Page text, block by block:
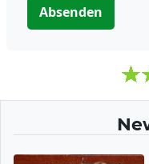
Absenden